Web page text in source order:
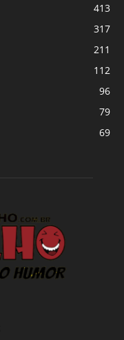
413
317
211
112
96
79
69